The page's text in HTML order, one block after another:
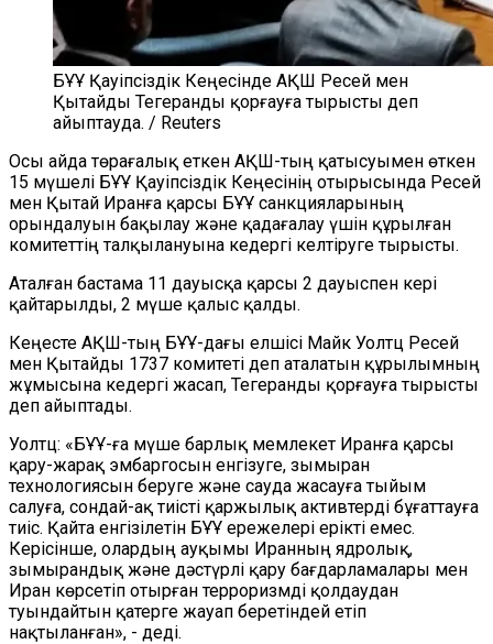
БҰҰ Қауіпсіздік Кеңесінде АҚШ Ресей мен
Қытайды Тегеранды қорғауға тырысты деп
айыптауда. / Reuters
Осы айда төрағалық еткен АҚШ-тың қатысуымен өткен
15 мүшелі БҰҰ Қауіпсіздік Кеңесінің отырысында Ресей
мен Қытай Иранға қарсы БҰҰ санкцияларының
орындалуын бақылау және қадағалау үшін құрылған
комитеттің талқылануына кедергі келтіруге тырысты.
Аталған бастама 11 дауысқа қарсы 2 дауыспен кері
қайтарылды, 2 мүше қалыс қалды.
Кеңесте АҚШ-тың БҰҰ-дағы елшісі Майк Уолтц Ресей
мен Қытайды 1737 комитеті деп аталатын құрылымның
жұмысына кедергі жасап, Тегеранды қорғауға тырысты
деп айыптады.
Уолтц: «БҰҰ-ға мүше барлық мемлекет Иранға қарсы
қару-жарақ эмбаргосын енгізуге, зымыран
технологиясын беруге және сауда жасауға тыйым
салуға, сондай-ақ тиісті қаржылық активтерді бұғаттауға
тиіс. Қайта енгізілетін БҰҰ ережелері ерікті емес.
Керісінше, олардың ауқымы Иранның ядролық,
зымырандық және дәстүрлі қару бағдарламалары мен
Иран көрсетіп отырған терроризмді қолдаудан
туындайтын қатерге жауап беретіндей етіп
нақтыланған», - деді.